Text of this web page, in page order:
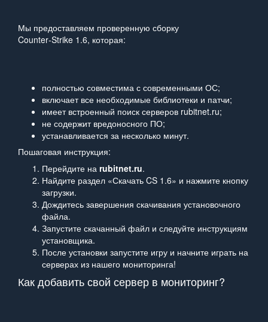
Мы предоставляем проверенную сборку
Counter‑Strike 1.6, которая:
полностью совместима с современными ОС;
включает все необходимые библиотеки и патчи;
имеет встроенный поиск серверов rubitnet.ru;
не содержит вредоносного ПО;
устанавливается за несколько минут.
Пошаговая инструкция:
Перейдите на rubitnet.ru.
Найдите раздел «Скачать CS 1.6» и нажмите кнопку
загрузки.
Дождитесь завершения скачивания установочного
файла.
Запустите скачанный файл и следуйте инструкциям
установщика.
После установки запустите игру и начните играть на
серверах из нашего мониторинга!
Как добавить свой сервер в мониторинг?